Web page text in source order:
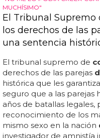
LAS RELACIONES SEXUALES
LEGALES EXCEPTO DENTRO
Corea del Sur